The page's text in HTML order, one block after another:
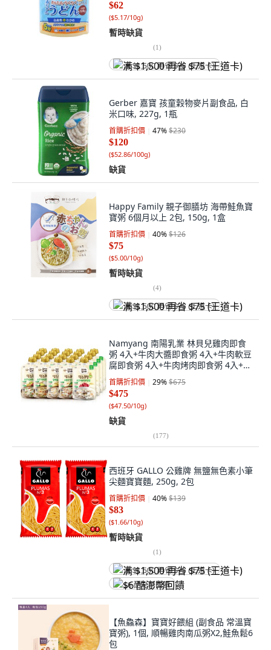
$62
($5.17/10g)
暫時缺貨
(1)
满 $1,500 再省 $75 (王道卡)
Gerber 嘉寶 孩童穀物麥片副食品, 白
米口味, 227g, 1瓶
首購折扣價 47%$230
$120
($52.86/100g)
缺貨
Happy Family 親子御膳坊 海帶鮭魚寶
寶粥 6個月以上 2包, 150g, 1盒
首購折扣價 40%$126
$75
($5.00/10g)
暫時缺貨
(4)
满 $1,500 再省 $75 (王道卡)
Namyang 南陽乳業 林貝兒雞肉即食
粥 4入+牛肉大醬即食粥 4入+牛肉軟豆
腐即食粥 4入+牛肉烤肉即食粥 4入+牛
肉豆腐即食粥 4入, 1組
首購折扣價 29%$675
$475
($47.50/10g)
缺貨
(177)
西班牙 GALLO 公雞牌 無鹽無色素小筆
尖麵寶寶麵, 250g, 2包
首購折扣價 40%$139
$83
($1.66/10g)
暫時缺貨
(1)
满 $1,500 再省 $75 (王道卡)
$6 酷澎幣回饋
【魚鱻森】寶寶好餵組 (副食品 常溫寶
寶粥), 1個, 順暢雞肉南瓜粥X2,鮭魚鬆6
包